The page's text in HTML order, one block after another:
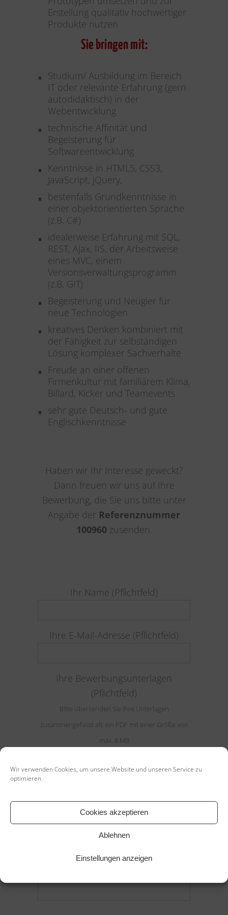
Wir verwenden Cookies, um unsere Website und unseren Service zu
optimieren.
Cookies akzeptieren
Ablehnen
Einstellungen anzeigen
Erstellung qualitativ hochwertiger
Produkte nutzen
Sie bringen mit:
Studium/ Ausbildung im Bereich
IT oder relevante Erfahrung (gern
autodidaktisch) in der
Webentwicklung
technische Affinität und
Begeisterung für
Softwareentwicklung
Kenntnisse in HTML5, CSS3,
JavaScript, jQuery,
bestenfalls Grundkenntnisse in
einer objektorientierten Sprache
(z.B. C#)
idealerweise Erfahrung mit SQL,
REST, Ajax, IIS, der Arbeitsweise
eines MVC, einem
Versionsverwaltungsprogramm
(z.B. GIT)
Begeisterung und Neugier für
neue Technologien
kreatives Denken kombiniert mit
der Fähigkeit zur selbständigen
Lösung komplexer Sachverhalte
Freude an einer offenen
Firmenkultur mit familiärem Klima,
Billard, Kicker und Teamevents
sehr gute Deutsch- und gute
Englischkenntnisse
Haben wir Ihr Interesse geweckt?
Dann freuen wir uns auf Ihre
Bewerbung, die Sie uns bitte unter
Angabe der Referenznummer
100960zusenden.
Ihr Name (Pflichtfeld)
Ihre E-Mail-Adresse (Pflichtfeld)
Ihre Bewerbungsunterlagen
(Pflichtfeld)
Bitte übersenden Sie Ihre Unterlagen
zusammengefasst als ein PDF mit einer Größe von
max. 8 MB